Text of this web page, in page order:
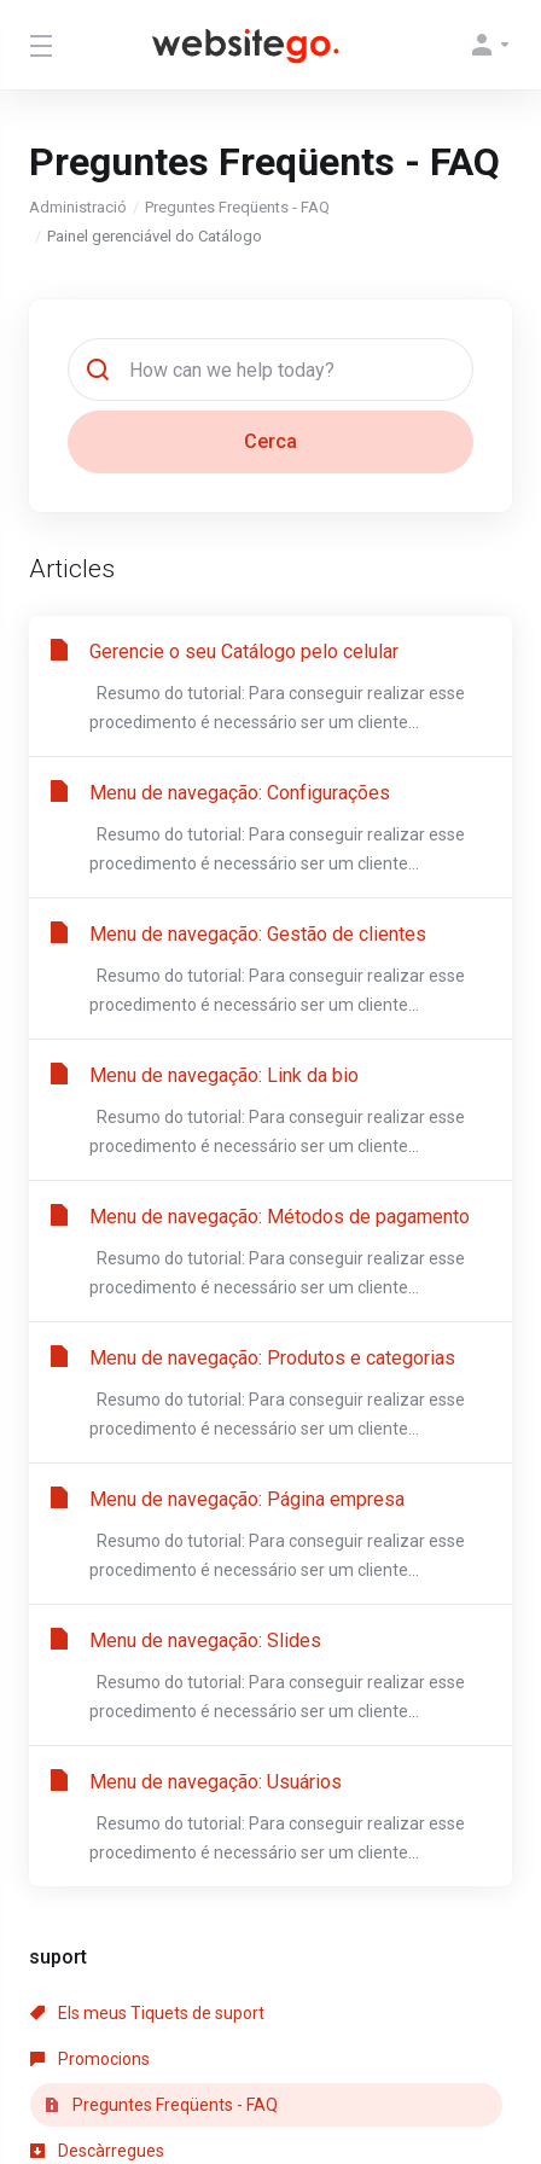
Preguntes Freqüents - FAQ
Administració
Preguntes Freqüents - FAQ
Painel gerenciável do Catálogo
suport
Els meus Tiquets de suport
Promocions
Preguntes Freqüents - FAQ
Descàrregues
Cerca
Articles
Gerencie o seu Catálogo pelo celular
Resumo do tutorial: Para conseguir realizar esse
procedimento é necessário ser um cliente...
Menu de navegação: Configurações
Resumo do tutorial: Para conseguir realizar esse
procedimento é necessário ser um cliente...
Menu de navegação: Gestão de clientes
Resumo do tutorial: Para conseguir realizar esse
procedimento é necessário ser um cliente...
Menu de navegação: Link da bio
Resumo do tutorial: Para conseguir realizar esse
procedimento é necessário ser um cliente...
Menu de navegação: Métodos de pagamento
Resumo do tutorial: Para conseguir realizar esse
procedimento é necessário ser um cliente...
Menu de navegação: Produtos e categorias
Resumo do tutorial: Para conseguir realizar esse
procedimento é necessário ser um cliente...
Menu de navegação: Página empresa
Resumo do tutorial: Para conseguir realizar esse
procedimento é necessário ser um cliente...
Menu de navegação: Slides
Resumo do tutorial: Para conseguir realizar esse
procedimento é necessário ser um cliente...
Menu de navegação: Usuários
Resumo do tutorial: Para conseguir realizar esse
procedimento é necessário ser um cliente...